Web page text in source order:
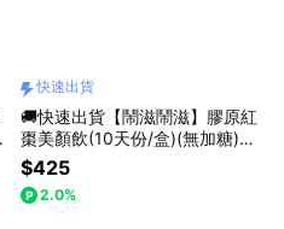
快速出貨
🚚快速出貨【鬧滋鬧滋】膠原紅
棗美顏飲(10天份/盒)(無加糖)＿
養顏美容．維持好氣色＿14 種黃
金配方
$425
2.0%